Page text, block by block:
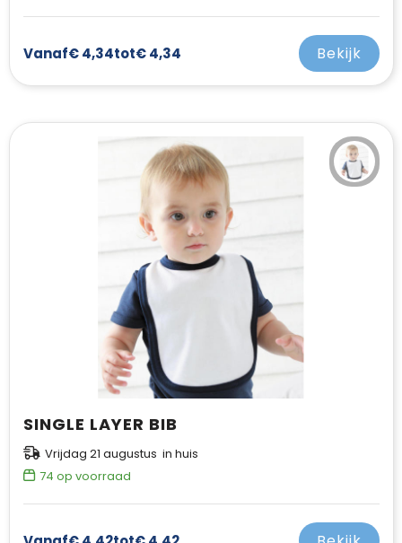
Vanaf€ 4,34tot€ 4,34 Bekijk
SINGLE LAYER BIB
Vrijdag 21 augustus in huis
74 op voorraad